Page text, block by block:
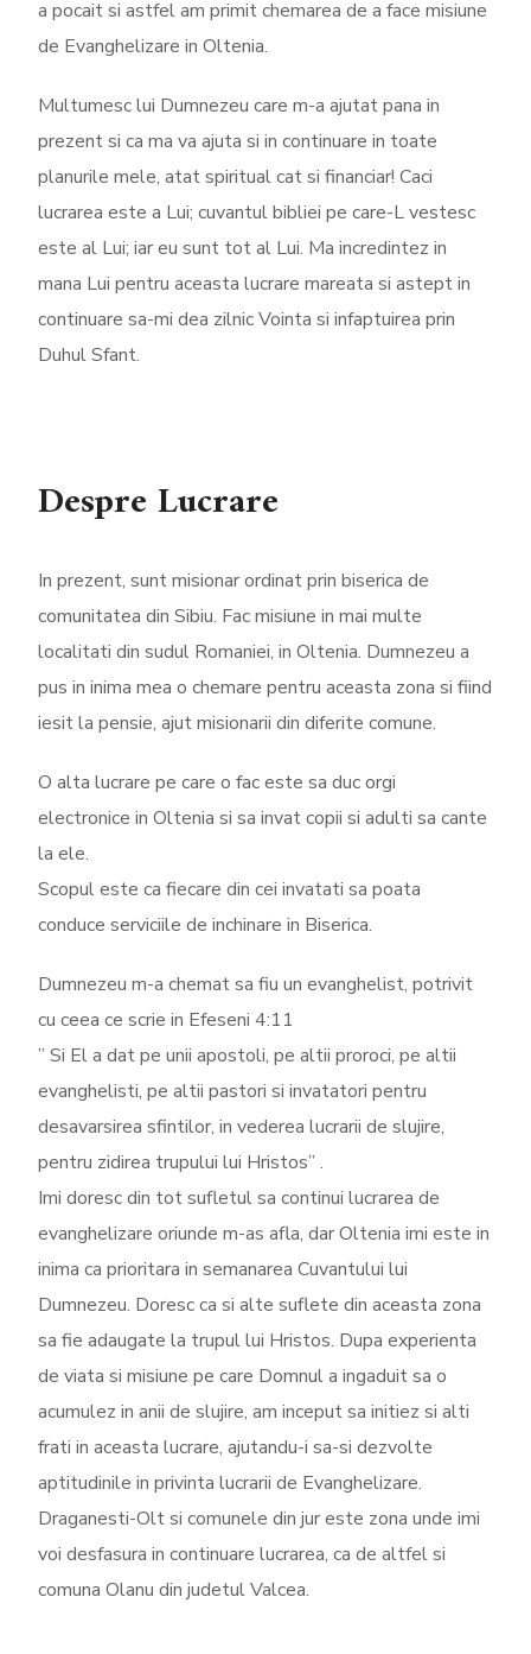
a pocait si astfel am primit chemarea de a face misiune
de Evanghelizare in Oltenia.
Multumesc lui Dumnezeu care m-a ajutat pana in
prezent si ca ma va ajuta si in continuare in toate
planurile mele, atat spiritual cat si financiar! Caci
lucrarea este a Lui; cuvantul bibliei pe care-L vestesc
este al Lui; iar eu sunt tot al Lui. Ma incredintez in
mana Lui pentru aceasta lucrare mareata si astept in
continuare sa-mi dea zilnic Vointa si infaptuirea prin
Duhul Sfant.
Despre Lucrare
In prezent, sunt misionar ordinat prin biserica de
comunitatea din Sibiu. Fac misiune in mai multe
localitati din sudul Romaniei, in Oltenia. Dumnezeu a
pus in inima mea o chemare pentru aceasta zona si fiind
iesit la pensie, ajut misionarii din diferite comune.
O alta lucrare pe care o fac este sa duc orgi
electronice in Oltenia si sa invat copii si adulti sa cante
la ele.
Scopul este ca fiecare din cei invatati sa poata
conduce serviciile de inchinare in Biserica.
Dumnezeu m-a chemat sa fiu un evanghelist, potrivit
cu ceea ce scrie in Efeseni 4:11
” Si El a dat pe unii apostoli, pe altii proroci, pe altii
evanghelisti, pe altii pastori si invatatori pentru
desavarsirea sfintilor, in vederea lucrarii de slujire,
pentru zidirea trupului lui Hristos” .
Imi doresc din tot sufletul sa continui lucrarea de
evanghelizare oriunde m-as afla, dar Oltenia imi este in
inima ca prioritara in semanarea Cuvantului lui
Dumnezeu. Doresc ca si alte suflete din aceasta zona
sa fie adaugate la trupul lui Hristos. Dupa experienta
de viata si misiune pe care Domnul a ingaduit sa o
acumulez in anii de slujire, am inceput sa initiez si alti
frati in aceasta lucrare, ajutandu-i sa-si dezvolte
aptitudinile in privinta lucrarii de Evanghelizare.
Draganesti-Olt si comunele din jur este zona unde imi
voi desfasura in continuare lucrarea, ca de altfel si
comuna Olanu din judetul Valcea.